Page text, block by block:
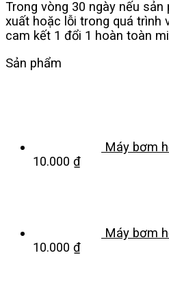
Trong vòng 30 ngày nếu
xuất hoặc lỗi trong quá trình
cam kết 1 đổi 1 hoàn toàn
Sản phẩm
Máy bơm
10.000 ₫
Máy bơm
10.000 ₫